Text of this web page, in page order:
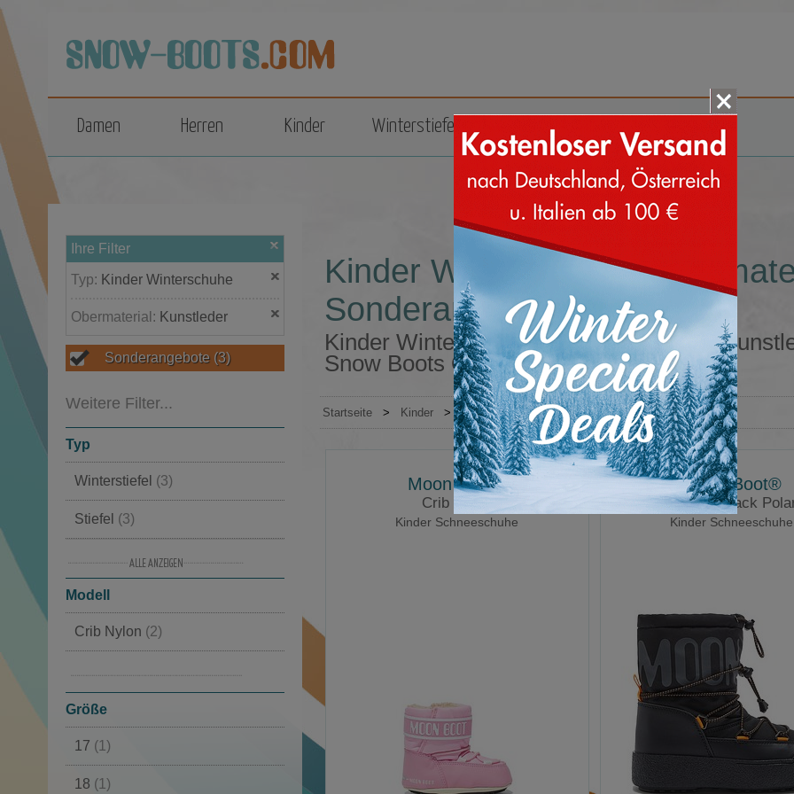
top
Damen Herren Kinder Winterstiefel Zubehör
Ihre Filter
Typ: Kinder Winterschuhe
Obermaterial: Kunstleder
Sonderangebote (3)
Weitere Filter...
Typ
Winterstiefel (3)
Stiefel (3)
Winterschuhe(3)
Moon Boot
Schneestiefel
Sportliche Schuhe
Modell
Crib Nylon (2)
Größe
17 (1)
18 (1)
Kinder Winterschuhe
Sonderangebot
Kinder Winterschuhe Obermaterial aus
Snow Boots Online Shop kaufen
Startseite > Kinder > Winterschuhe
Moon Boot®
Crib Nylon
Kinder Schneeschuhe
Moon Boot®
Junior JTrack
Kinder Schneeschuhe